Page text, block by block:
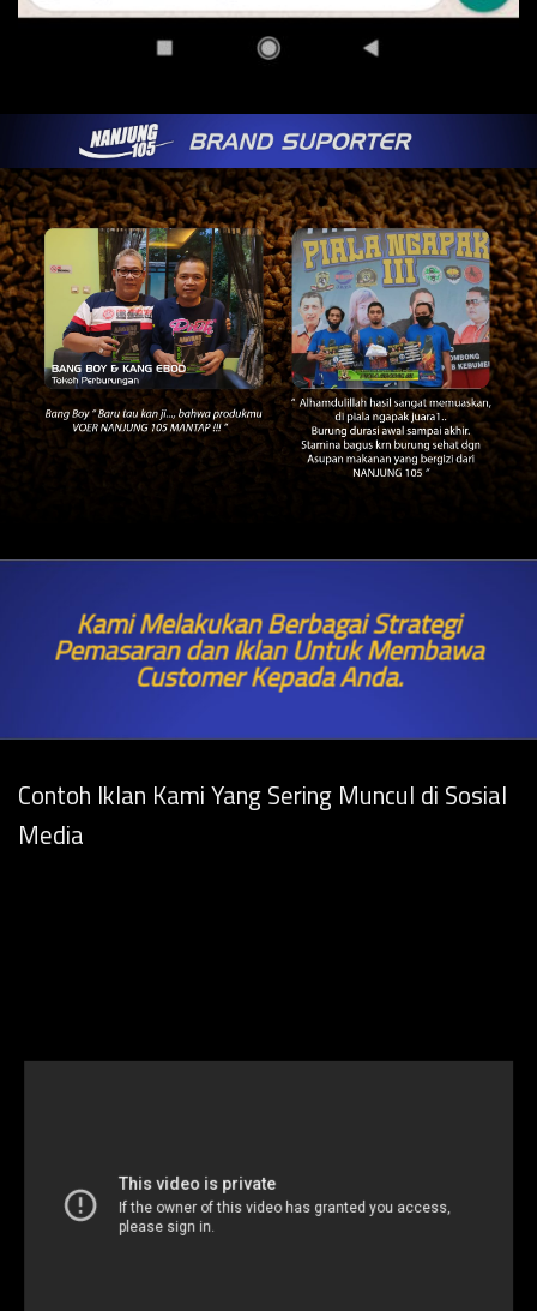
Kami Melakukan Berbagai Strategi
Pemasaran dan Iklan Untuk Membawa
Customer Kepada Anda.
Contoh Iklan Kami Yang Sering Muncul di Sosial
Media